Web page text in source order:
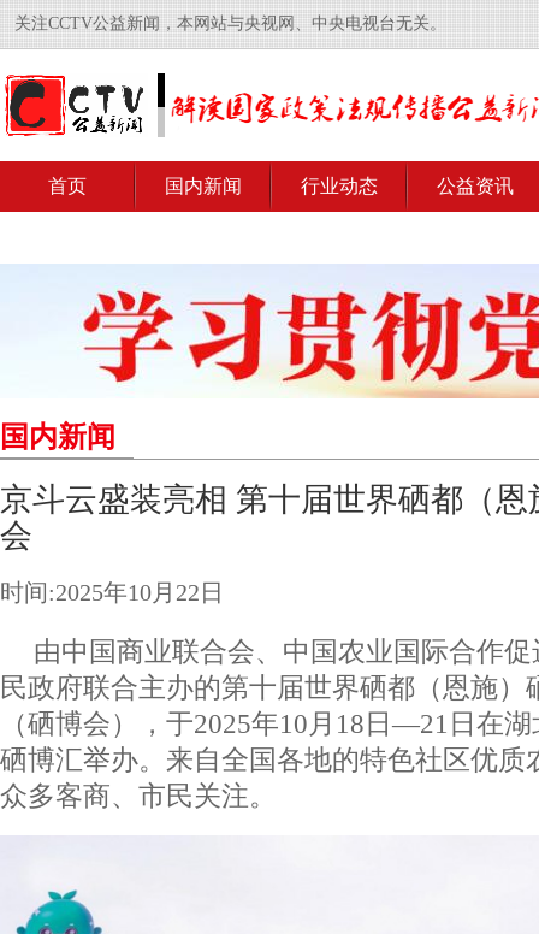
关注CCTV公益新闻，本网站与央视网、中央电视台无关。
首页 国内新闻 行业动态 公益资讯
国内新闻
京斗云盛装亮相 第十届世界硒都（
会
时间:2025年10月22日
由中国商业联合会、中国农业国际合作
民政府联合主办的第十届世界硒都（恩施）
（硒博会），于2025年10月18日—21日在
硒博汇举办。来自全国各地的特色社区优质
众多客商、市民关注。